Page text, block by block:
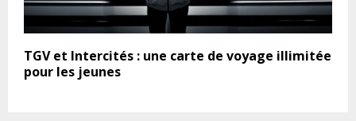
TGV et Intercités : une carte de voyage illimitée
pour les jeunes